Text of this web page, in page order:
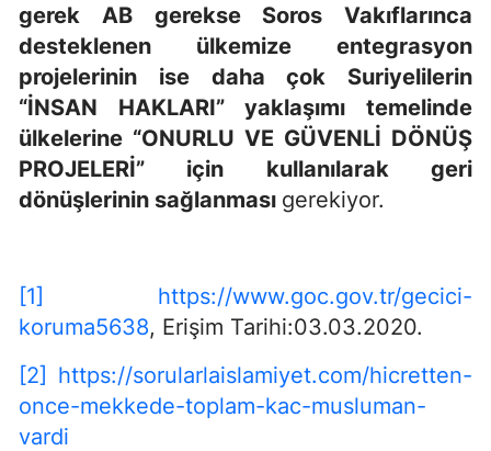
gerek AB gerekse Soros Vakıflarınca
desteklenen ülkemize entegrasyon
projelerinin ise daha çok Suriyelilerin
“İNSAN HAKLARI” yaklaşımı temelinde
ülkelerine “ONURLU VE GÜVENLİ DÖNÜŞ
PROJELERİ” için kullanılarak geri
dönüşlerinin sağlanması gerekiyor.
[1]
https://www.goc.gov.tr/gecici-
koruma5638, Erişim Tarihi:03.03.2020.
[2] https://sorularlaislamiyet.com/hicretten-
once-mekkede-toplam-kac-musluman-
vardi